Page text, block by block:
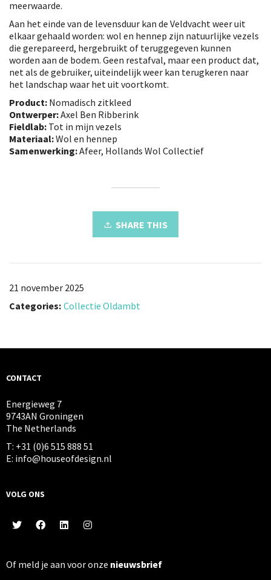
meerwaarde.
Aan het einde van de levensduur kan de Veldvacht weer uit
elkaar gehaald worden: wol en hennep zijn natuurlijke vezels
die gerepareerd, hergebruikt of teruggegeven kunnen
worden aan de bodem. Geen restafval, maar een product dat,
net als de gebruiker, uiteindelijk weer kan terugkeren naar
het landschap waar het uit voortkomt.
Product: Nomadisch zitkleed
Ontwerper:Axel Ben Ribberink
Fieldlab: Tot in mijn vezels
Materiaal:Wol en hennep
Samenwerking:Afeer, Hollands Wol Collectief
SHARE THIS
21 november 2025
Categories: Collectie Oldambt
CONTACT
Energieweg 7
9743AN Groningen
The Netherlands
T: +31 (0)6 515 888 51
E: info@houseofdesign.nl
VOLG ONS
Of meld je aan voor onze nieuwsbrief